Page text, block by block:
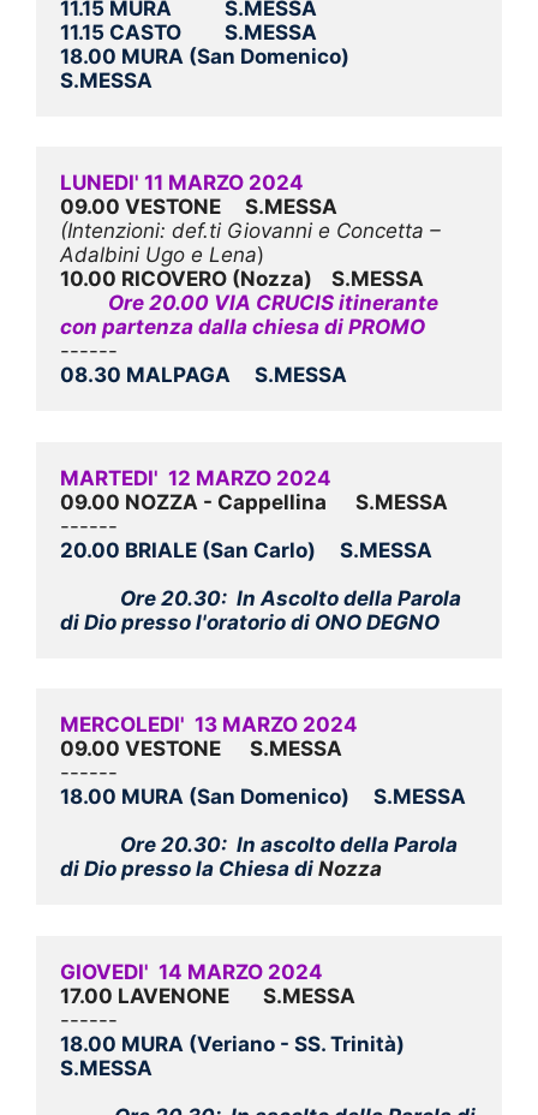
11.15 MURA           S.MESSA
11.15 CASTO         S.MESSA
18.00 MURA (San Domenico)
S.MESSA
LUNEDI' 11 MARZO 2024
09.00 VESTONE     S.MESSA
(Intenzioni: def.ti Giovanni e Concetta –
Adalbini Ugo e Lena
10.00 RICOVERO (Nozza)    S.MESSA
con partenza dalla chiesa di PROMO
08.30 MALPAGA     S.MESSA
MARTEDI'  12 MARZO 2024
09.00 NOZZA - Cappellina      S.MESSA
20.00 BRIALE (San Carlo)     S.MESSA
Ore 20.30:  In Ascolto della Parola
di Dio presso l'oratorio di ONO DEGNO
MERCOLEDI'  13 MARZO 2024
09.00 VESTONE      S.MESSA
18.00 MURA (San Domenico)     S.MESSA
Ore 20.30:  In ascolto della Parola
di Dio presso la Chiesa di Nozza
GIOVEDI'  14 MARZO 2024
17.00 LAVENONE       S.MESSA
18.00 MURA (Veriano - SS. Trinità)
S.MESSA